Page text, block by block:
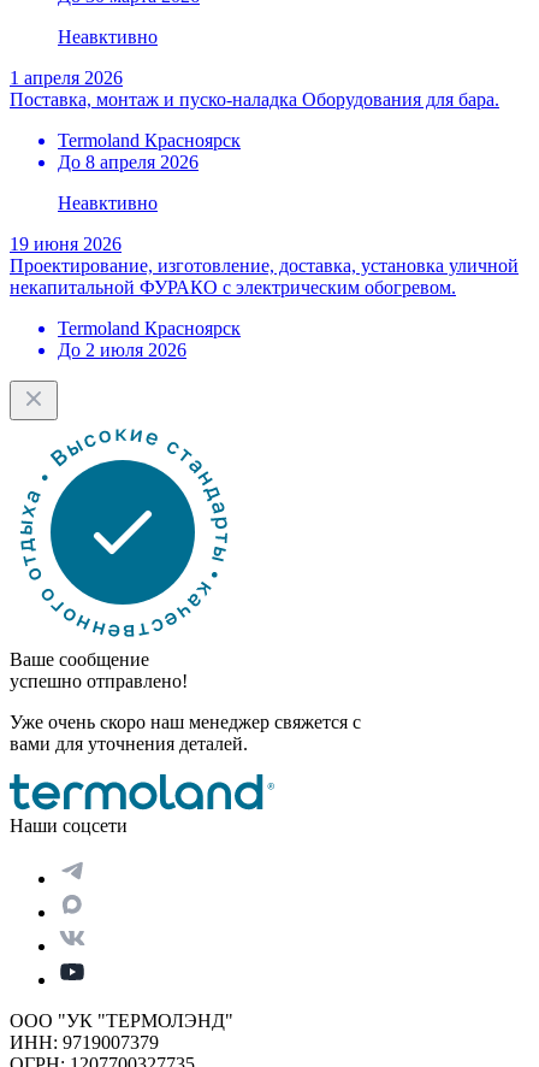
Неавктивно
1 апреля 2026
Поставка, монтаж и пуско-наладка Оборудования для бара.
Termoland Красноярск
До 8 апреля 2026
Неавктивно
19 июня 2026
Проектирование, изготовление, доставка, установка уличной
некапитальной ФУРАКО с электрическим обогревом.
Termoland Красноярск
До 2 июля 2026
Ваше сообщение
успешно отправлено!
Уже очень скоро наш менеджер свяжется с
вами для уточнения деталей.
Наши соцсети
ООО "УК "ТЕРМОЛЭНД"
ИНН: 9719007379